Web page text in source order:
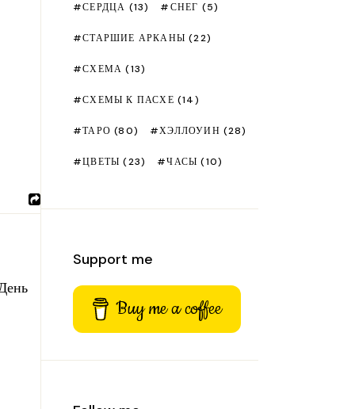
СЕРДЦА (13) СНЕГ (5)
СТАРШИЕ АРКАНЫ (22)
СХЕМА (13)
СХЕМЫ К ПАСХЕ (14)
ТАРО (80) ХЭЛЛОУИН (28)
ЦВЕТЫ (23) ЧАСЫ (10)
Support me
Buy me a coffee